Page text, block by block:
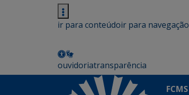
ir para conteúdoir para navegação
ouvidoriatransparência
FCMS